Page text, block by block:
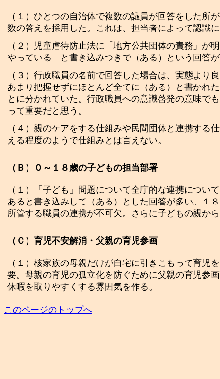
（１）ひとつの自治体で複数の議員が回答をした所
数の答えを採用した。これは、担当者によって認識
（２）児童虐待防止法に「地方公共団体の責務」が
やっている」と書き込みつきで（ある）という回答
（３）行政職員の名前で回答した場合は、実態より
あまり把握せずにほとんど全てに（ある）と書かれ
とに分かれていた。行政職員への意識啓発の意味で
って重要だと思う。
（４）親のケアをする仕組みや民間団体と連携する
える程度のようで仕組みとは言えない。
（Ｂ）０～１８歳の子どもの担当部署
（１）「子ども」問題について全庁的な連携につい
あると書き込みして（ある）とした回答が多い。１
所管する職員の連携が不可欠。さらに子どもの親か
（Ｃ）育児不安解消・父親の育児参画
（１）核家族の母親だけが自宅に引きこもって育児
要。母親の育児の孤立化を防ぐために父親の育児参
休暇を取りやすくする雰囲気を作る。
このページのトップへ